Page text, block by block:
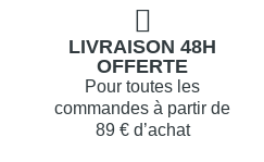
LIVRAISON 48H
OFFERTE
Pour toutes les
commandes à partir de
89 € d’achat